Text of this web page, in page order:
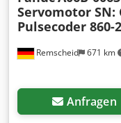
Remscheid 671 km
Servomotor SN:
Pulsecoder 860-
Anfragen